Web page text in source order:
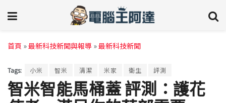
首頁 »最新科技新聞與報導 »最新科技新聞
Tags: 小米 智米 清潔 米家 衛生 評測
智米智能馬桶蓋 評測：護花